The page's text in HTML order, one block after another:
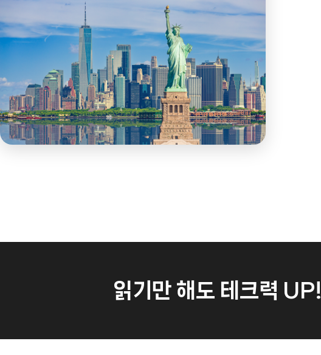
읽기만 해도 테크력 UP!